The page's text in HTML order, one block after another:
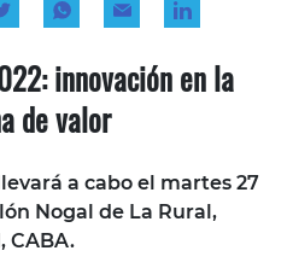
innovación en la
de valor
a cabo el martes 27
Nogal de La Rural,
CABA.